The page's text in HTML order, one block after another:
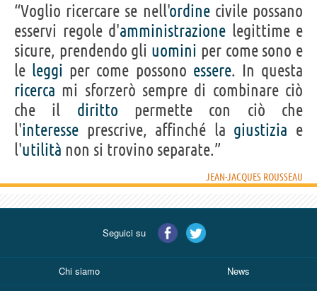
“Voglio ricercare se nell'ordinecivile possano
esservi regole d'amministrazione legittime e
sicure, prendendo gli uomini per come sono e
le leggi per come possono essere. In questa
ricerca mi sforzerò sempre di combinare ciò
che il diritto permette con ciò che
l'interesse prescrive, affinché la giustizia e
l'utilità non si trovino separate.”
JEAN-JACQUES ROUSSEAU
Seguici su
Chi siamo News